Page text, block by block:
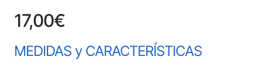
17,00€
MEDIDAS y CARACTERÍSTICAS